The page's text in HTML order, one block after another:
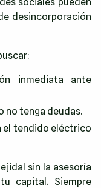
desincorporación
inmediata ante
no tenga deudas.
el tendido eléctrico
sin la asesoría
capital. Siempre